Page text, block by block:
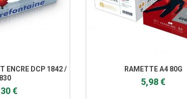
ENCRE DCP 1842 /
€
RAMETTE A4 80G
5,98 €